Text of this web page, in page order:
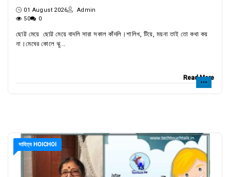
01 August 2026
Admin
50
0
ছোট্ট মেয়ে ছোট্ট মেয়ে বাদলি সারা সকাল কাঁদলি।শালিখ, টিয়ে, ময়না তাই তো কথা কয়
না।মেঘের কোলে ঝু...
Read More
সাহিত্য HOICHOI